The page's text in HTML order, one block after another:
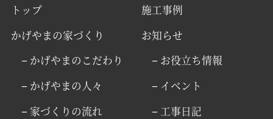
トップ
かげやまの家づくり
− かげやまのこだわり
− かげやまの人々
− 家づくりの流れ
施工事例
お知らせ
− お役立ち情報
− イベント
− 工事日記